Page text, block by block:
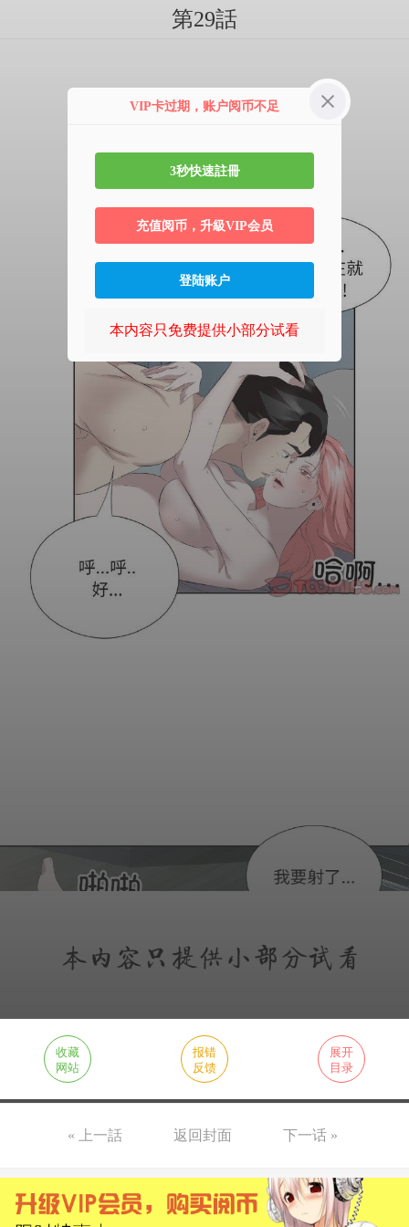
第29話
收藏
网站
报错
反馈
展开
目录
« 上一話 返回封面 下一话 »
VIP卡过期，账户阅币不足
3秒快速註冊
充值阅币，升級VIP会员
登陆账户
本内容只免费提供小部分试看